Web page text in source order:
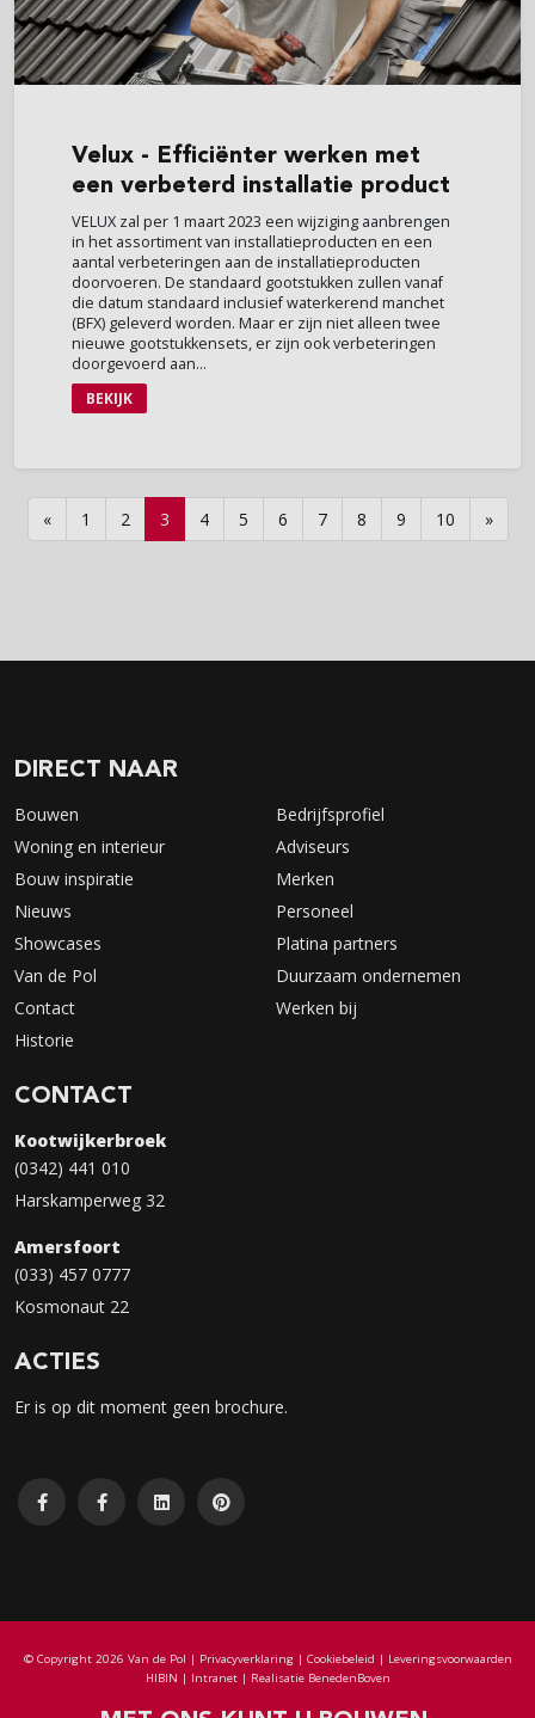
Velux - Efficiënter werken met
een verbeterd installatie product
VELUX zal per 1 maart 2023 een wijziging aanbrengen
in het assortiment van installatieproducten en een
aantal verbeteringen aan de installatieproducten
doorvoeren. De standaard gootstukken zullen vanaf
die datum standaard inclusief waterkerend manchet
(BFX) geleverd worden. Maar er zijn niet alleen twee
nieuwe gootstukkensets, er zijn ook verbeteringen
doorgevoerd aan...
BEKIJK
« 1 2 3 4 5 6 7 8 9 10 »
DIRECT NAAR
Bouwen
Woning en interieur
Bouw inspiratie
Nieuws
Showcases
Van de Pol
Contact
Historie
Bedrijfsprofiel
Adviseurs
Merken
Personeel
Platina partners
Duurzaam ondernemen
Werken bij
CONTACT
Kootwijkerbroek
(0342) 441 010
Harskamperweg 32
Amersfoort
(033) 457 0777
Kosmonaut 22
ACTIES
Er is op dit moment geen brochure.
© Copyright 2026 Van de Pol | Privacyverklaring| Cookiebeleid | Leveringsvoorwaarden
HIBIN | Intranet| Realisatie BenedenBoven